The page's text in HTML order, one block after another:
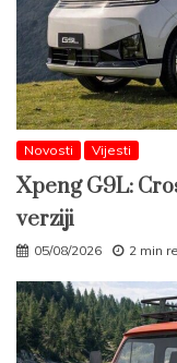
Novosti Vijesti
Xpeng G9L:
verziji
05/08/2026 2 min